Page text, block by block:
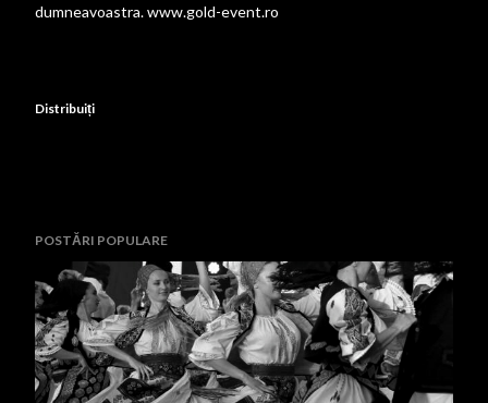
dumneavoastra.www.gold-event.ro
Distribuiți
POSTĂRI POPULARE